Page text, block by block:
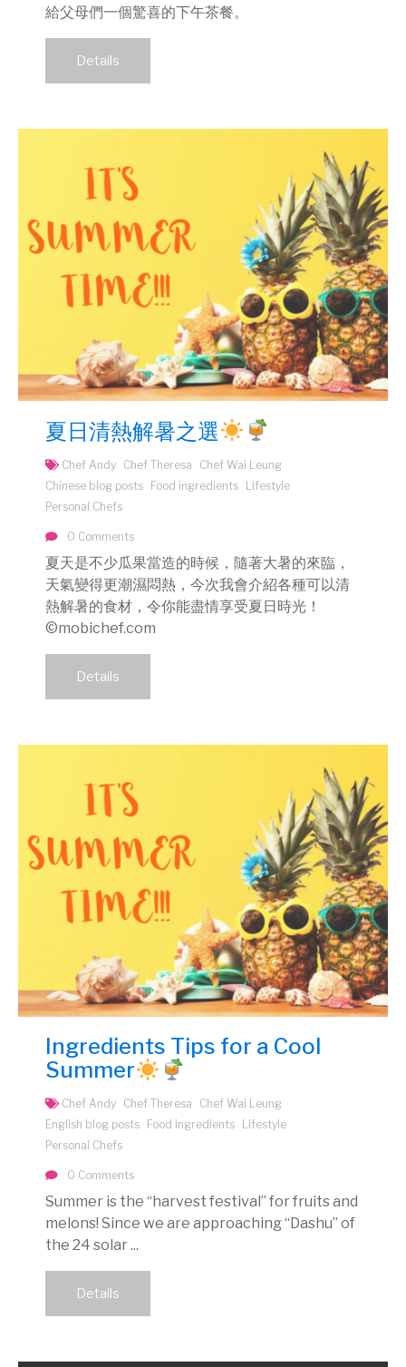
給父母們一個驚喜的下午茶餐。
Details
夏日清熱解暑之選
Chef Andy Chef Theresa
Chef Wai Leung
Chinese blog posts Food ingredients Lifestyle
Personal Chefs
0 Comments
夏天是不少瓜果當造的時候，隨著大暑的來臨，
天氣變得更潮濕悶熱，今次我會介紹各種可以清
熱解暑的食材，令你能盡情享受夏日時光！
©mobichef.com
Details
Ingredients Tips for a Cool
Summer
Chef Andy Chef Theresa
Chef Wai Leung
English blog posts
Food ingredients
Lifestyle
Personal Chefs
0 Comments
Summer is the “harvest festival” for fruits and
melons! Since we are approaching “Dashu” of
the 24 solar ...
Details